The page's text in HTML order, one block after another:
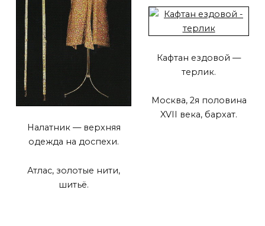
Налатник — верхняя
одежда на доспехи.
Атлас, золотые нити,
шитьё.
Кафтан ездовой —
терлик.
Москва, 2я половина
XVII века, бархат.